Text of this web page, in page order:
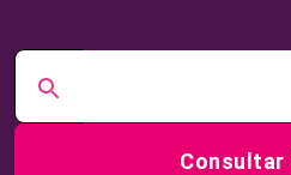
Consultar